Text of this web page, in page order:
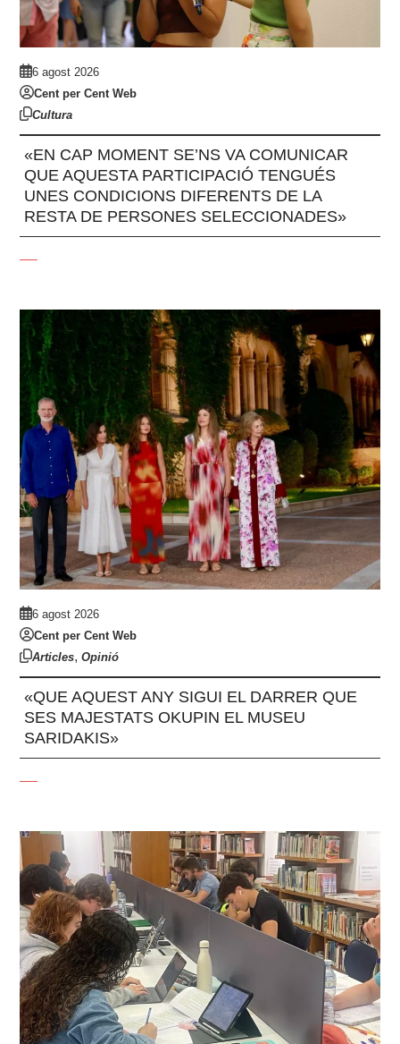
6 agost 2026
Cent per Cent Web
Cultura
«EN CAP MOMENT SE’NS VA COMUNICAR
QUE AQUESTA PARTICIPACIÓ TENGUÉS
UNES CONDICIONS DIFERENTS DE LA
RESTA DE PERSONES SELECCIONADES»
6 agost 2026
Cent per Cent Web
Articles,Opinió
«QUE AQUEST ANY SIGUI EL DARRER QUE
SES MAJESTATS OKUPIN EL MUSEU
SARIDAKIS»